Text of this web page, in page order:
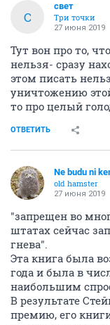
С
свет
Три точки
27 июня 2019
Тут вон про то,
нельзя- сразу
этом писать
уничтожению
то про целый
ОТВЕТИТЬ
Ne budu ni
old hamster
27 июня 2019
"запрещен во
штатах сейчас
гнева".
Эта книга была
года и была в
наибольшим
В результате
премию, его